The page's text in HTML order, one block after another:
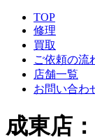
TOP
修理
買取
ご依頼の流
店舗一覧
お問い合わ
成東店